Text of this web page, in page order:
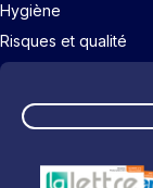
Hygiène
Risques et qualité